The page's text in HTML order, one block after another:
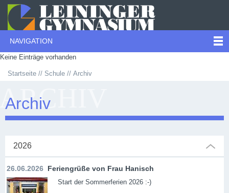
NAVIGATION
Keine Einträge vorhanden
Startseite Schule Archiv
Archiv
2026
26.06.2026 Feriengrüße von Frau Hanisch
Start der Sommerferien 2026 :-)